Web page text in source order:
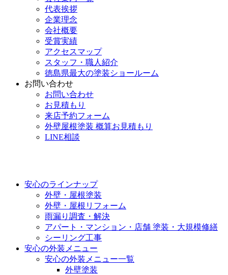
代表挨拶
企業理念
会社概要
受賞実績
アクセスマップ
スタッフ・職人紹介
徳島県最大の塗装ショールーム
お問い合わせ
お問い合わせ
お見積もり
来店予約フォーム
外壁屋根塗装 概算お見積もり
LINE相談
安心のラインナップ
外壁・屋根塗装
外壁・屋根リフォーム
雨漏り調査・解決
アパート・マンション・店舗 塗装・大規模修繕
シーリング工事
安心の外装メニュー
安心の外装メニュー一覧
外壁塗装